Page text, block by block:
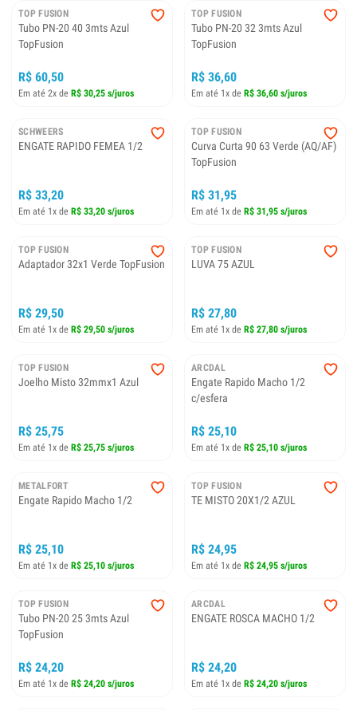
TOP FUSION
Tubo PN-20 40 3mts Azul
TopFusion
R$ 60,50
Em até 2x de R$ 30,25 s/juros
TOP FUSION
Tubo PN-20 32 3mts Azul
TopFusion
R$ 36,60
Em até 1x de R$ 36,60 s/juros
SCHWEERS
ENGATE RAPIDO FEMEA 1/2
R$ 33,20
Em até 1x de R$ 33,20 s/juros
TOP FUSION
Curva Curta 90 63 Verde (AQ/AF)
TopFusion
R$ 31,95
Em até 1x de R$ 31,95 s/juros
TOP FUSION
Adaptador 32x1 Verde TopFusion
R$ 29,50
Em até 1x de R$ 29,50 s/juros
TOP FUSION
LUVA 75 AZUL
R$ 27,80
Em até 1x de R$ 27,80 s/juros
TOP FUSION
Joelho Misto 32mmx1 Azul
R$ 25,75
Em até 1x de R$ 25,75 s/juros
ARCDAL
Engate Rapido Macho 1/2
c/esfera
R$ 25,10
Em até 1x de R$ 25,10 s/juros
METALFORT
Engate Rapido Macho 1/2
R$ 25,10
Em até 1x de R$ 25,10 s/juros
TOP FUSION
TE MISTO 20X1/2 AZUL
R$ 24,95
Em até 1x de R$ 24,95 s/juros
TOP FUSION
Tubo PN-20 25 3mts Azul
TopFusion
R$ 24,20
Em até 1x de R$ 24,20 s/juros
ARCDAL
ENGATE ROSCA MACHO 1/2
R$ 24,20
Em até 1x de R$ 24,20 s/juros